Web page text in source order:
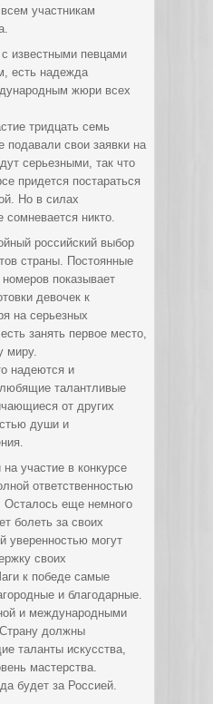
участникам
известными певцами
есть надежда
жюри всех
тридцать семь
подавали свои заявки на
серьезными, так что
придется постараться
Но в силах
сомневается никто.
российский выбор
страны. Постоянные
номеров показывает
девочек к
на серьезных
занять первое место,
миру.
надеются и
талантливые
от других
души и
участие в конкурсе
ответственностью
Осталось еще немного
болеть за своих
уверенностью могут
своих
к победе самые
и благодарные.
и международными
Страну должны
таланты искусства,
мастерства.
будет за Россией.